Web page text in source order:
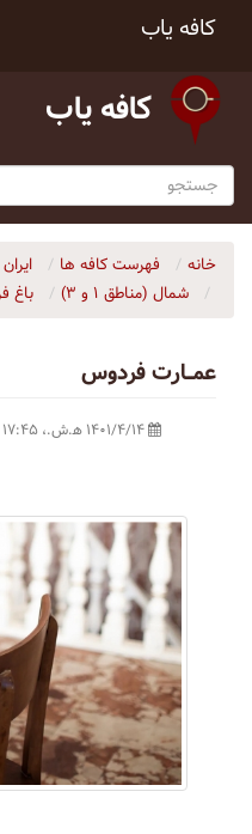
کافه یاب
کافه یاب
خانه فهرست کافه ها ایران
شمال (مناطق ۱ و ۳)
باغ
عمـــارت فردوس